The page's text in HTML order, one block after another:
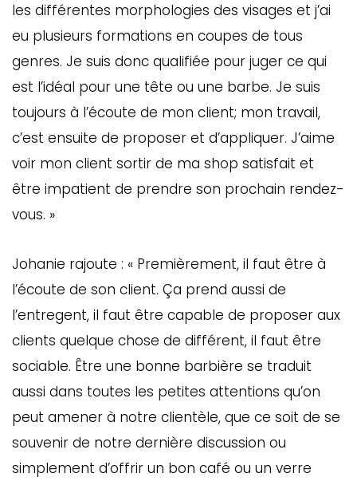
les différentes morphologies des visages et j’ai
eu plusieurs formations en coupes de tous
genres. Je suis donc qualifiée pour juger ce qui
est l’idéal pour une tête ou une barbe. Je suis
toujours à l’écoute de mon client; mon travail,
c’est ensuite de proposer et d’appliquer. J’aime
voir mon client sortir de ma shop satisfait et
être impatient de prendre son prochain rendez-
vous. »
Johanie rajoute : « Premièrement, il faut être à
l’écoute de son client. Ça prend aussi de
l’entregent, il faut être capable de proposer aux
clients quelque chose de différent, il faut être
sociable. Être une bonne barbière se traduit
aussi dans toutes les petites attentions qu’on
peut amener à notre clientèle, que ce soit de se
souvenir de notre dernière discussion ou
simplement d’offrir un bon café ou un verre